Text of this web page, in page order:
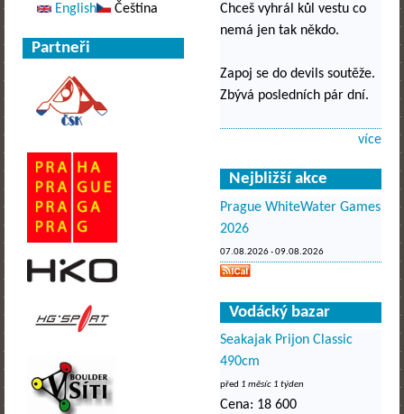
English Čeština
Partneři
Chceš vyhrál kůl vestu co
nemá jen tak někdo.
Zapoj se do devils soutěže.
Zbývá posledních pár dní.
více
Nejbližší akce
Prague WhiteWater Games
2026
07.08.2026-09.08.2026
Vodácký bazar
Seakajak Prijon Classic
490cm
před 1 měsíc 1 týden
Cena: 18 600